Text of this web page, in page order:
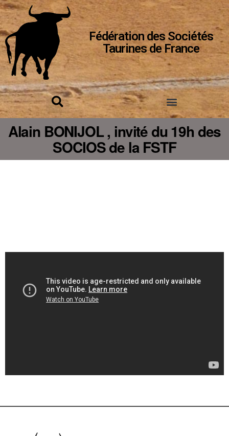
Fédération des Sociétés
Taurines de France
Alain BONIJOL , invité du 19h des
SOCIOS de la FSTF